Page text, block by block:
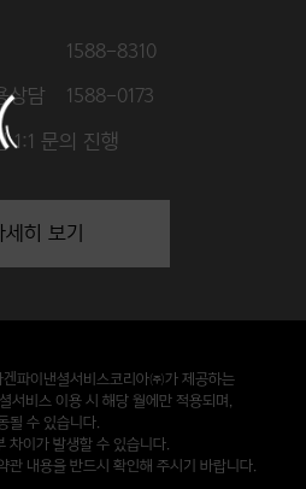
1588-8310
상담
1588-0173
1:1 문의 진행
세히 보기
파이낸셜서비스코리아㈜가 제공하는
서비스 이용 시 해당 월에만 적용되며,
될 수 있습니다.
차이가 발생할 수 있습니다.
관 내용을 반드시 확인해 주시기 바랍니다.